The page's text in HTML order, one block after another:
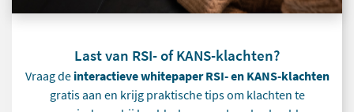
Last van RSI- of KANS-klachten?
Vraag de interactieve whitepaper RSI- en KANS-klachten
gratis aan en krijg praktische tips om klachten te